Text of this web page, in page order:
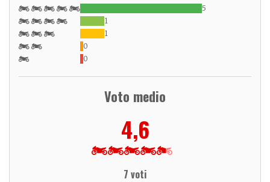
5
1
1
0
0
Voto medio
4,6
7 voti